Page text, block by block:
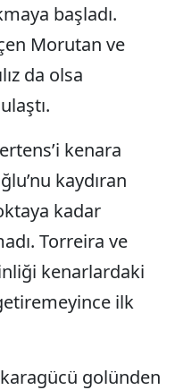
başladı.
Morutan ve
da olsa
kenara
kaydıran
kadar
Torreira ve
kenarlardaki
ilk
golünden